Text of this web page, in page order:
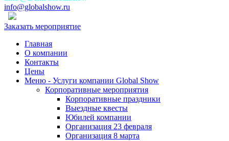
info@globalshow.ru
Заказать мероприятие
Главная
О компании
Контакты
Цены
Меню - Услуги компании Global Show
Корпоративные мероприятия
Корпоративные праздники
Выездные квесты
Юбилей компании
Организация 23 февраля
Организация 8 марта